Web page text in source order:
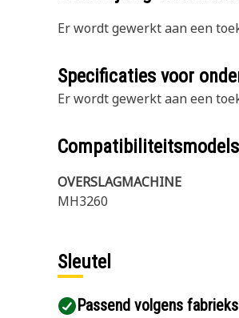
Er wordt gewerkt aan een
Specificaties voor
Er wordt gewerkt aan een
OVERSLAGMACHINE
MH3260
Sleutel
Passend volgens